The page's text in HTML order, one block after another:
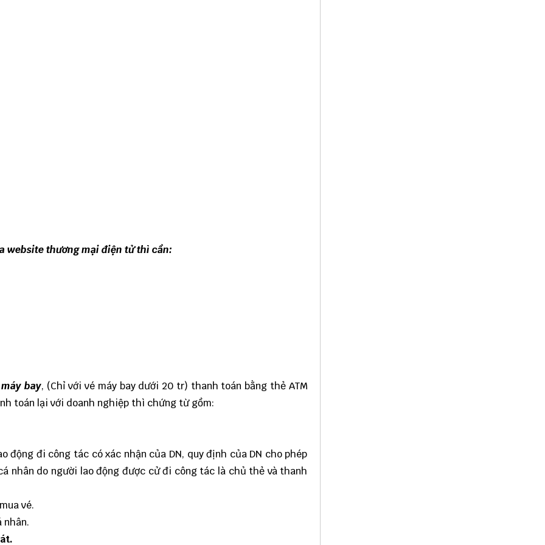
website thương mại điện tử thì cần:
bay, (Chỉ với vé máy bay dưới 20 tr) thanh toán bằng thẻ ATM
toán lại với doanh nghiệp thì chứng từ gồm:
động đi công tác có xác nhận của DN, quy định của DN cho phép
nhân do người lao động được cử đi công tác là chủ thẻ và thanh
vé.